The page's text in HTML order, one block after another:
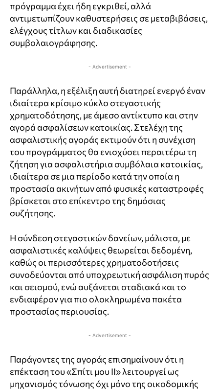
πρόγραμμα έχει ήδη εγκριθεί, αλλά
αντιμετωπίζουν καθυστερήσεις σε μεταβιβάσεις,
ελέγχους τίτλων και διαδικασίες
συμβολαιογράφησης.
- Advertisement -
Παράλληλα, η εξέλιξη αυτή διατηρεί ενεργό έναν
ιδιαίτερα κρίσιμο κύκλο στεγαστικής
χρηματοδότησης, με άμεσο αντίκτυπο και στην
αγορά ασφαλίσεων κατοικίας. Στελέχη της
ασφαλιστικής αγοράς εκτιμούν ότι η συνέχιση
του προγράμματος θα ενισχύσει περαιτέρω τη
ζήτηση για ασφαλιστήρια συμβόλαια κατοικίας,
ιδιαίτερα σε μια περίοδο κατά την οποία η
προστασία ακινήτων από φυσικές καταστροφές
βρίσκεται στο επίκεντρο της δημόσιας
συζήτησης.
Η σύνδεση στεγαστικών δανείων, μάλιστα, με
ασφαλιστικές καλύψεις θεωρείται δεδομένη,
καθώς οι περισσότερες χρηματοδοτήσεις
συνοδεύονται από υποχρεωτική ασφάλιση πυρός
και σεισμού, ενώ αυξάνεται σταδιακά και το
ενδιαφέρον για πιο ολοκληρωμένα πακέτα
προστασίας περιουσίας.
- Advertisement -
Παράγοντες της αγοράς επισημαίνουν ότι η
επέκταση του «Σπίτι μου ΙΙ» λειτουργεί ως
μηχανισμός τόνωσης όχι μόνο της οικοδομικής